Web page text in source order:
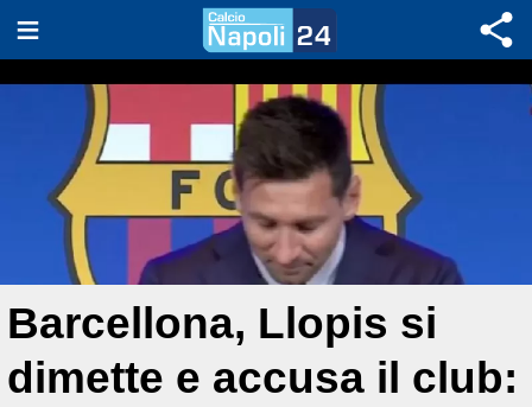
Barcellona, Llopis si
dimette e accusa il club: